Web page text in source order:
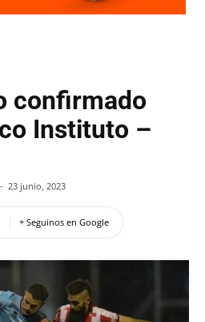
confirmado
Instituto –
- 23 junio, 2023
+ Seguinos en Google